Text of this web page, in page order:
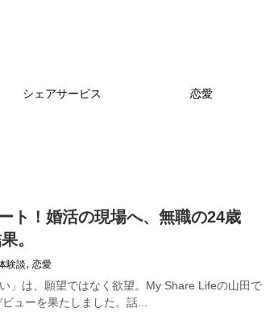
シェアサービス 恋愛
ト！婚活の現場へ、無職の24歳
。
験談,恋愛
」は、願望ではなく欲望。My Share Lifeの山田で
ューを果たしました。話...